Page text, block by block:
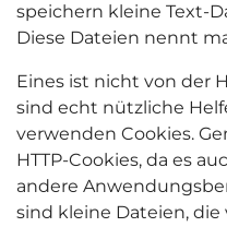
speichern kleine Text-
Diese Dateien nennt
Eines ist nicht von der
sind echt nützliche
verwenden Cookies.
HTTP-Cookies, da es
andere
sind kleine Dateien,